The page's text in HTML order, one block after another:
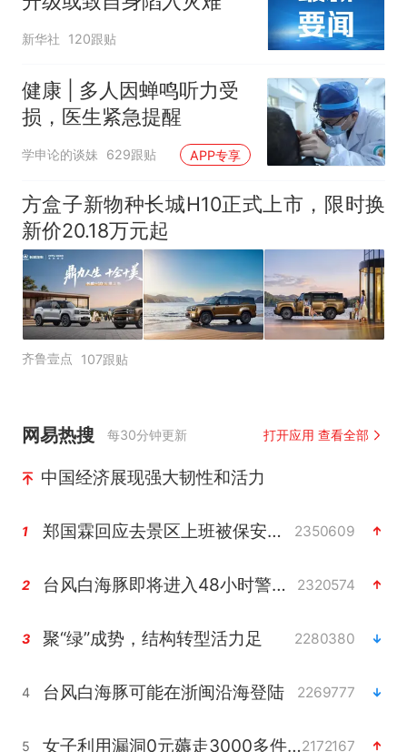
新华社 120跟贴
健康 | 多人因蝉鸣听力受
损，医生紧急提醒
学申论的谈妹 629跟贴 APP专享
方盒子新物种长城H10正式上市，限时换
新价20.18万元起
齐鲁壹点 107跟贴
网易热搜 每30分钟更新 打开应用 查看全部
中国经济展现强大韧性和活力
1 郑国霖回应去景区上班被保安拦下 2350609
2 台风白海豚即将进入48小时警戒线 2320574
3 聚“绿”成势，结构转型活力足 2280380
4 台风白海豚可能在浙闽沿海登陆 2269777
5 女子利用漏洞0元薅走3000多件家电2172167